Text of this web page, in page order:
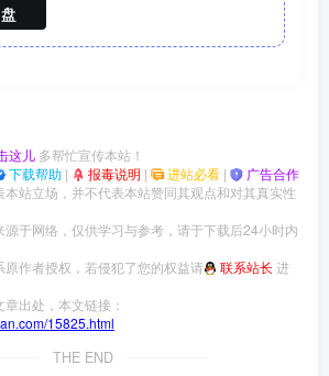
这儿 多帮忙宣传本站！
下载帮助 | 报毒说明 | 进站必看 | 广告合作
站立场，并不代表本站赞同其观点和对其真实性
于网络，仅供学习与参考，请于下载后24小时内
原作者授权，若侵犯了您的权益请 联系站长 进
出处，本文链接：
15825.html
THE END